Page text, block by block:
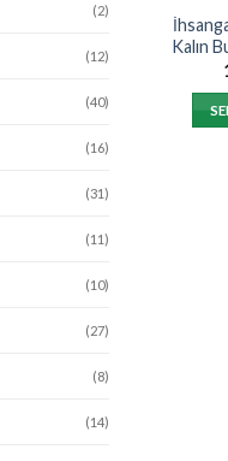
(2)
(12)
(40)
(16)
(31)
(11)
(10)
(27)
(8)
(14)
Kalın